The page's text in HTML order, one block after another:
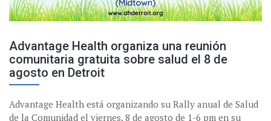
Advantage Health organiza una reunión
comunitaria gratuita sobre salud el 8 de
agosto en Detroit
Advantage Health está organizando su Rally anual de Salud
de la Comunidad el viernes, 8 de agosto de 1-6 pm en su